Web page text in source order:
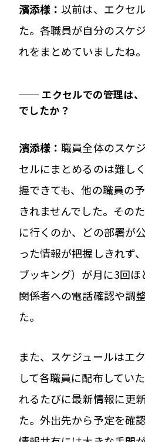
濱添様：以前は、エクセ
た。各職員が自分のスケ
れをまとめていましたね。
── エクセルでの管理は、
でしたか？
濱添様：職員全体のスケ
セルにまとめるのは難し
握できても、他の職員の
きれませんでした。その
に行くのか、どの部署が
った情報が把握しきれず
ブッキング）が月に3回ほ
関係者への電話確認や調
た。
また、スケジュールはエ
して各職員に配布してい
れるたびに最新情報に更
た。外出先から予定を確